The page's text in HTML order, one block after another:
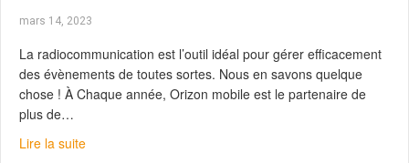
mars 14, 2023
La radiocommunication est l’outil idéal pour gérer efficacement
des évènements de toutes sortes. Nous en savons quelque
chose ! À Chaque année, Orizon mobile est le partenaire de
plus de…
Lire la suiteabout La radiocommunication pour vos évènements,